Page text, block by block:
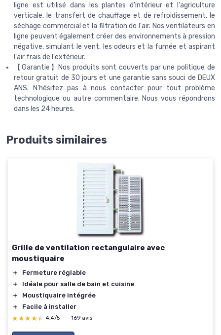
ligne est utilisé dans les plantes d'intérieur et l'agriculture
verticale, le transfert de chauffage et de refroidissement, le
séchage commercial et la filtration de l'air. Nos ventilateurs en
ligne peuvent également créer des environnements à pression
négative, simulant le vent, les odeurs et la fumée et aspirant
l'air frais de l'extérieur.
【Garantie】Nos produits sont couverts par une politique de
retour gratuit de 30 jours et une garantie sans souci de DEUX
ANS. N'hésitez pas à nous contacter pour tout problème
technologique ou autre commentaire. Nous vous répondrons
dans les 24 heures.
Produits similaires
Grille de ventilation rectangulaire avec
moustiquaire
＋
Fermeture réglable
＋
Idéale pour salle de bain et cuisine
＋
Moustiquaire intégrée
＋
Facile à installer
★★★★★
★★★★★ 4,4/5 — 169 avis